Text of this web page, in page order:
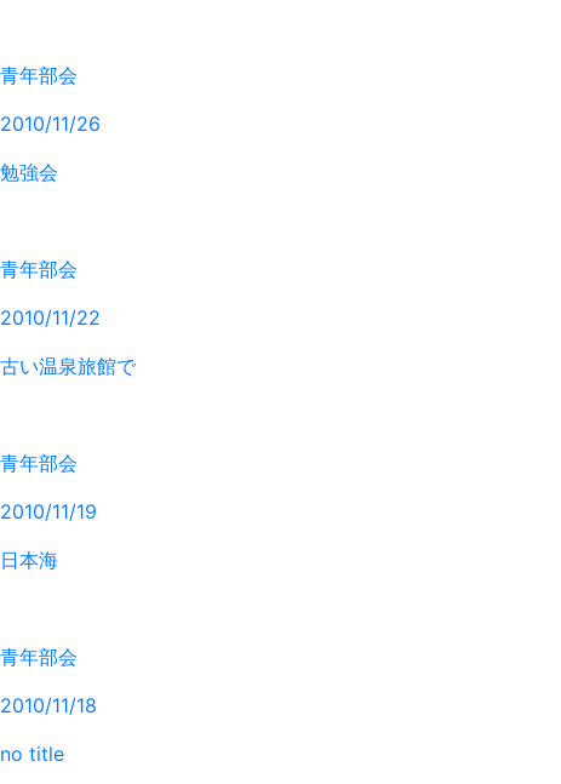
青年部会
2010/11/26
勉強会
青年部会
2010/11/22
古い温泉旅館で
青年部会
2010/11/19
日本海
青年部会
2010/11/18
no title